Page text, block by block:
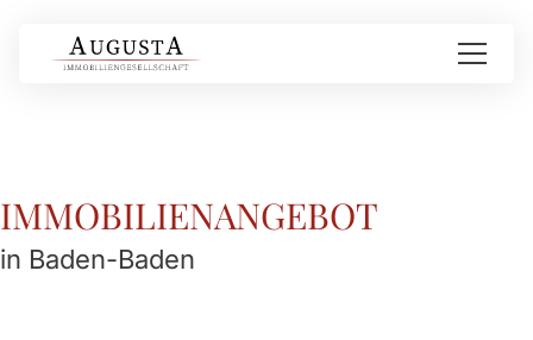
IMMOBILIEN­ANGEBOT
in Baden-Baden